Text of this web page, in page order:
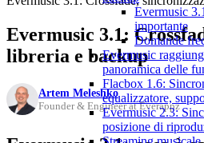
Evermusic
importante
Domande
Evermusic
panoramica delle
Flacbox 1.6:
equalizzatore,
Evermusic 2.3:
posizione di
Evermusic 3.1:
libreria e backup
Artem Meleshko
Founder & Engineer at Everappz